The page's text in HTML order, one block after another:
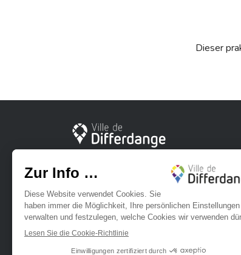
Dieser
Stadt Differdingen
Ville de Differdange sur Facebook
Ville de Differdange sur Instagram
Ville de Differdange sur YouTube
Ville de Differdange sur
Ville de Differdange